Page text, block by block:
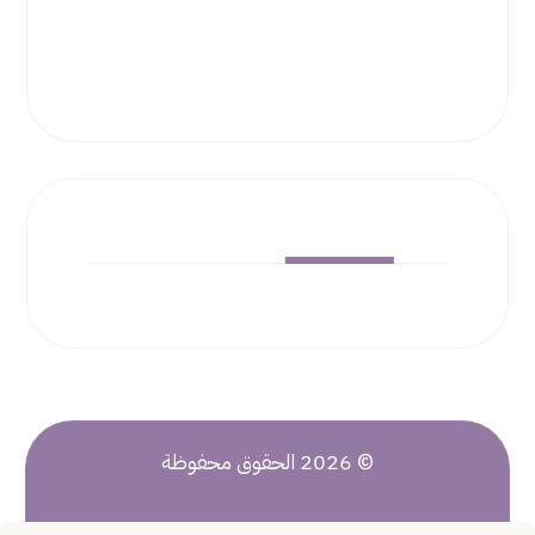
© 2026 الحقوق محفوظة